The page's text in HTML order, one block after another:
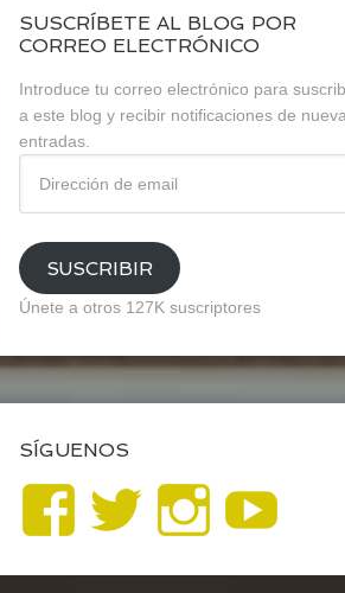
SUSCRÍBETE AL BLOG POR
CORREO ELECTRÓNICO
Introduce tu correo electrónico para
a este blog y recibir notificaciones de
entradas.
email
SUSCRIBIR
Únete a otros 127K suscriptores
SÍGUENOS
Ver
perfil
Ver
perfil
Ver
perfil